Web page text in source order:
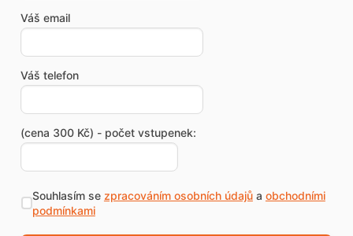
Váš email
Váš telefon
(cena 300 Kč) - počet vstupenek:
Souhlasím se zpracováním osobních údajůa obchodními
podmínkami